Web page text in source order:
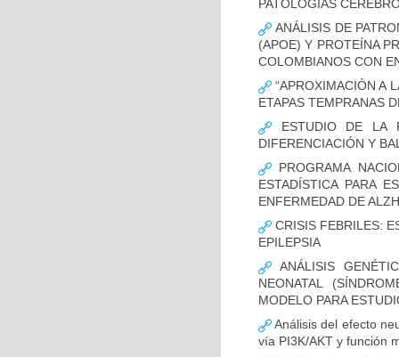
PATOLOGÍAS
ANÁLISIS DE
(APOE) Y PROTEÍNA
COLOMBIANOS CON
“APROXIMACIÒN A
ETAPAS TEMPRANAS
ESTUDIO DE LA
DIFERENCIACIÓN Y
PROGRAMA
ESTADÍSTICA PARA
ENFERMEDAD DE
CRISIS FEBRILES:
EPILEPSIA
ANÁLISIS
NEONATAL
MODELO PARA
Análisis del efecto
vía PI3K/AKT y función